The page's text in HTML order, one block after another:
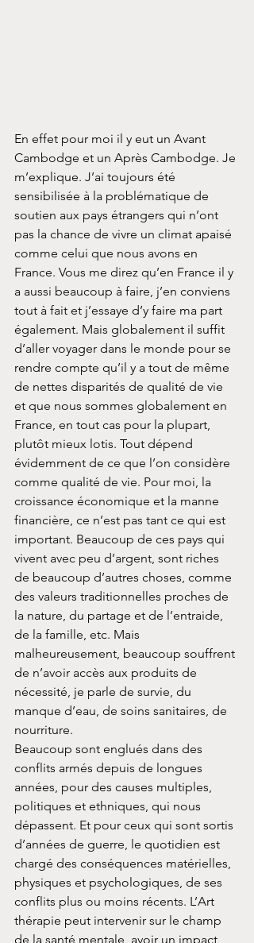
En effet pour moi il y eut un Avant
Cambodge et un Après Cambodge. Je
m’explique. J’ai toujours été
sensibilisée à la problématique de
soutien aux pays étrangers qui n’ont
pas la chance de vivre un climat apaisé
comme celui que nous avons en
France. Vous me direz qu’en France il y
a aussi beaucoup à faire, j’en conviens
tout à fait et j’essaye d’y faire ma part
également. Mais globalement il suffit
d’aller voyager dans le monde pour se
rendre compte qu’il y a tout de même
de nettes disparités de qualité de vie
et que nous sommes globalement en
France, en tout cas pour la plupart,
plutôt mieux lotis. Tout dépend
évidemment de ce que l’on considère
comme qualité de vie. Pour moi, la
croissance économique et la manne
financière, ce n’est pas tant ce qui est
important. Beaucoup de ces pays qui
vivent avec peu d’argent, sont riches
de beaucoup d’autres choses, comme
des valeurs traditionnelles proches de
la nature, du partage et de l’entraide,
de la famille, etc. Mais
malheureusement, beaucoup souffrent
de n’avoir accès aux produits de
nécessité, je parle de survie, du
manque d’eau, de soins sanitaires, de
nourriture.
Beaucoup sont englués dans des
conflits armés depuis de longues
années, pour des causes multiples,
politiques et ethniques, qui nous
dépassent. Et pour ceux qui sont sortis
d’années de guerre, le quotidien est
chargé des conséquences matérielles,
physiques et psychologiques, de ses
conflits plus ou moins récents. L’Art
thérapie peut intervenir sur le champ
de la santé mentale, avoir un impact